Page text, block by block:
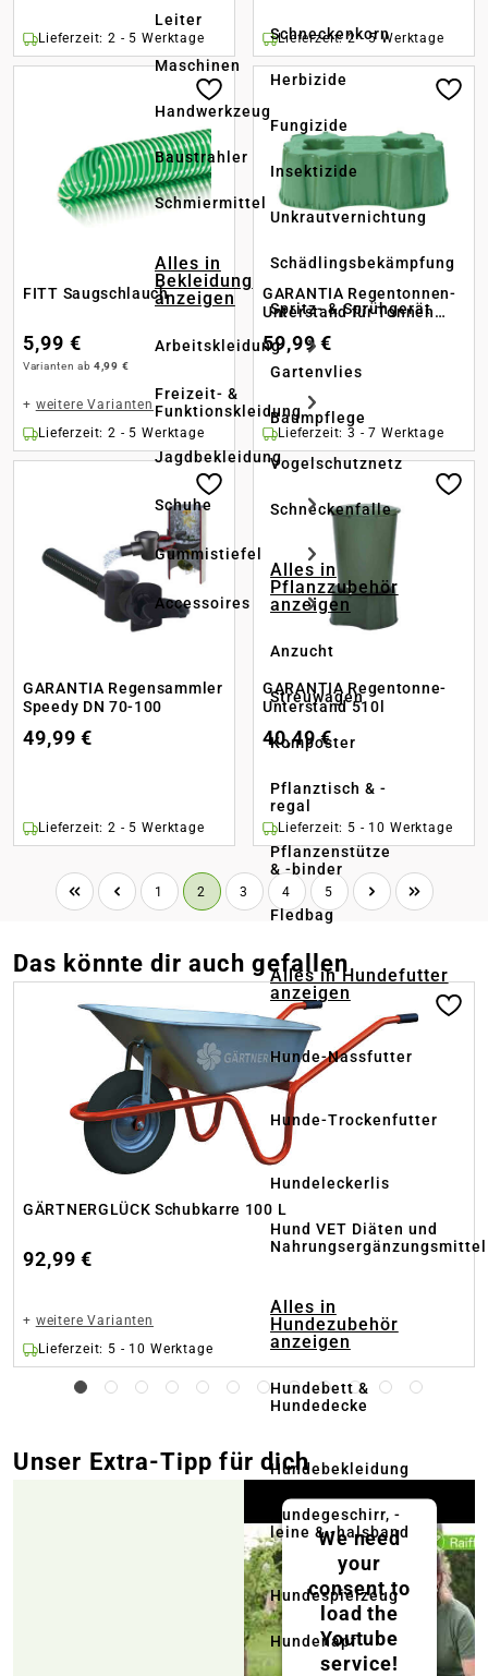
Leiter
Maschinen
Handwerkzeug
Baustrahler
Schmiermittel
Alles in
Bekleidung
anzeigen
Arbeitskleidung
Freizeit- &
Funktionskleidung
Jagdbekleidung
Schuhe
Gummistiefel
Accessoires
Schneckenkorn
Herbizide
Fungizide
Insektizide
Unkrautvernichtung
Schädlingsbekämpfung
Spritz- & Sprühgerät
Gartenvlies
Baumpflege
Vogelschutznetz
Schneckenfalle
Alles in
Pflanzzubehör
anzeigen
Anzucht
Streuwagen
Komposter
Pflanztisch & -
regal
Pflanzenstütze
& -binder
Fledbag
Alles in Hundefutter
anzeigen
Hunde-Nassfutter
Hunde-Trockenfutter
Hundeleckerlis
Hund VET Diäten und
Nahrungsergänzungsmittel
Alles in
Hundezubehör
anzeigen
Hundebett &
Hundedecke
Hundebekleidung
Hundegeschirr, -
leine & -halsband
Hundespielzeug
Hundenapf
Lieferzeit: 2 - 5 Werktage Lieferzeit: 2 - 5 Werktage
FITT Saugschlauch
5,99 €
Varianten ab 4,99 €
+ weitere Varianten
Lieferzeit: 2 - 5 Werktage
GARANTIA Regentonnen-
Unterstand für Tonnen
59,99 €
Lieferzeit: 3 - 7 Werktage
GARANTIA Regensammler
Speedy DN 70-100
49,99 €
Lieferzeit: 2 - 5 Werktage
GARANTIA Regentonne-
Unterstand 510l
40,49 €
Lieferzeit: 5 - 10 Werktage
Seite
1 Seite
2 Seite
3 Seite
4 Seite
5
Das könnte dir auch gefallen
GÄRTNERGLÜCK Schubkarre 100 L
92,99 €
+ weitere Varianten
Lieferzeit: 5 - 10 Werktage
Unser Extra-Tipp für dich
We need
your
consent to
load the
Youtube
service!